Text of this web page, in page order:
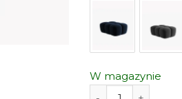
W magazynie
ilość PUF Lisa